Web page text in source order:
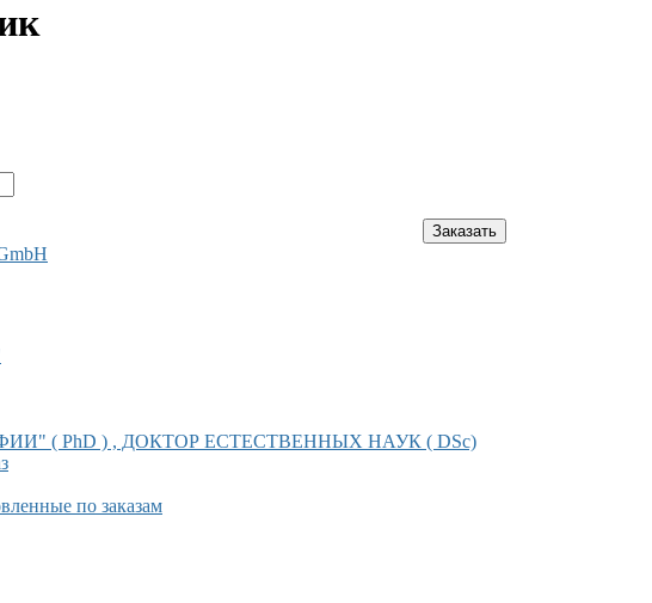
( PhD ) , ДОКТОР ЕСТЕСТВЕННЫХ НАУК ( DSc)
по заказам